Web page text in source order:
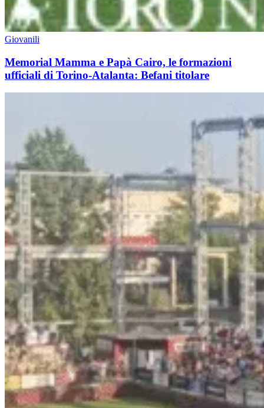
Giovanili
Memorial Mamma e Papà Cairo, le formazioni
ufficiali di Torino-Atalanta: Befani titolare